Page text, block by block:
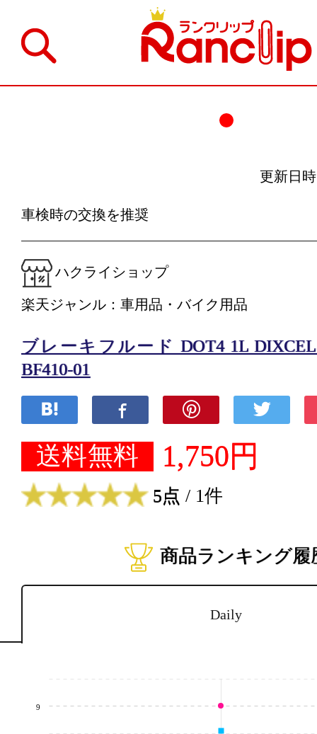
更新日
車検時の交換を推奨
ハクライショップ
楽天ジャンル：車用品・バイク用品
ブレーキフルード DOT4 1L
BF410-01
送料無料 1,750円
5点 / 1件
商品ランキング履
Daily
9